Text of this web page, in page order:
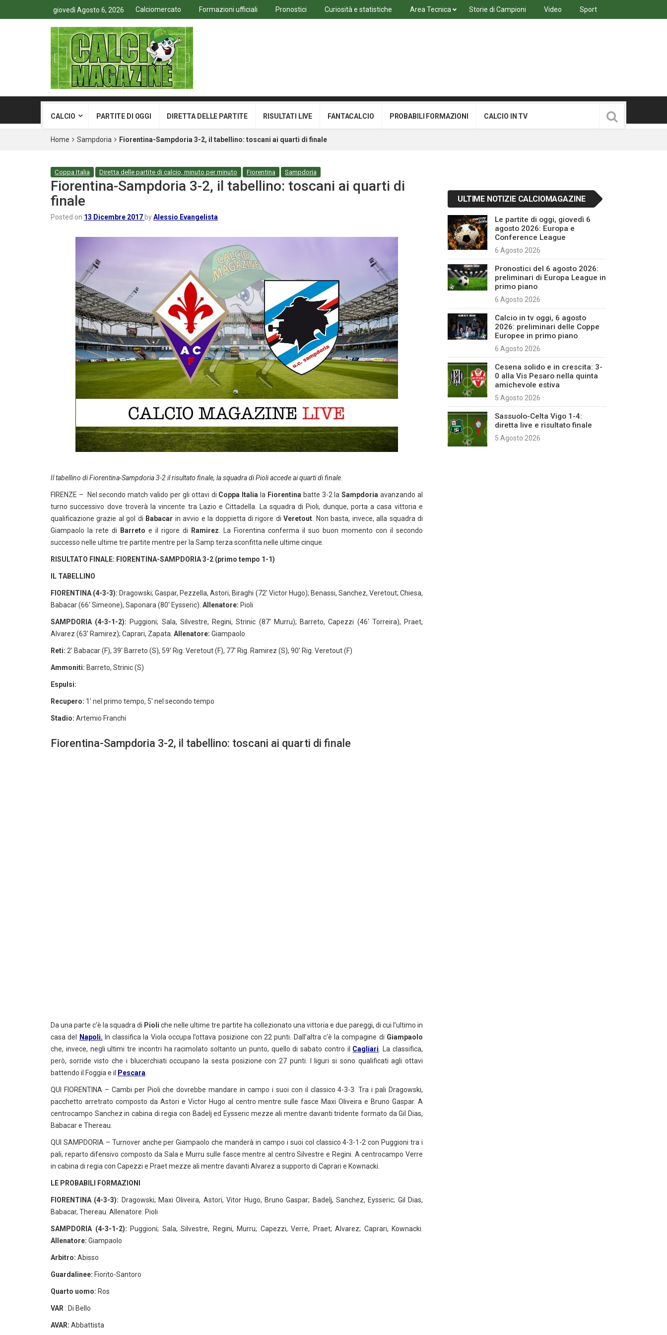
giovedì Agosto 6, 2026 Calciomercato Formazioni ufficiali Pronostici Curiosità e statistiche Area Tecnica Storie di Campioni Video Sport
CALCIO PARTITE DI OGGI DIRETTA DELLE PARTITE RISULTATI LIVE FANTACALCIO PROBABILI FORMAZIONI CALCIO IN TV
Home Sampdoria Fiorentina-Sampdoria 3-2, il tabellino: toscani ai quarti di finale
Coppa Italia Diretta delle partite di calcio, minuto per minuto Fiorentina Sampdoria
Fiorentina-Sampdoria 3-2, il tabellino: toscani ai quarti di
finale
Posted on 13 Dicembre 2017 byAlessio Evangelista
Il tabellino di Fiorentina-Sampdoria 3-2 il risultato finale, la squadra di Pioli accede ai quarti di finale.
FIRENZE – Nel secondo match valido per gli ottavi di Coppa Italia la Fiorentina batte 3-2 laSampdoria avanzando al
turno successivo dove troverà la vincente tra Lazio e Cittadella. La squadra di Pioli, dunque, porta a casa vittoria e
qualificazione grazie al gol di Babacar in avvio e la doppietta di rigore diVeretout . Non basta, invece, alla squadra di
Giampaolo la rete di
Barreto e il rigore di Ramirez . La Fiorentina conferma il suo buon momento con il secondo
successo nelle ultime tre partite mentre per la Samp terza sconfitta nelle ultime cinque.
RISULTATO FINALE: FIORENTINA-SAMPDORIA 3-2 (primo tempo 1-1)
IL TABELLINO
FIORENTINA (4-3-3): Dragowski; Gaspar, Pezzella, Astori, Biraghi (72′ Victor Hugo); Benassi, Sanchez, Veretout; Chiesa,
Babacar (66′ Simeone), Saponara (80′ Eysseric). Allenatore: Pioli
SAMPDORIA (4-3-1-2): Puggioni; Sala, Silvestre, Regini, Strinic (87′ Murru); Barreto, Capezzi (46′ Torreira), Praet,
Alvarez (63′ Ramirez); Caprari, Zapata. Allenatore: Giampaolo
Reti: 2′ Babacar (F), 39′ Barreto (S), 59′ Rig. Veretout (F), 77′ Rig. Ramirez (S), 90′ Rig. Veretout (F)
Ammoniti: Barreto, Strinic (S)
Espulsi:
Recupero: 1′ nel primo tempo, 5′ nel secondo tempo
Stadio: Artemio Franchi
Fiorentina-Sampdoria 3-2, il tabellino: toscani ai quarti di finale
Da una parte c’è la squadra di Pioli che nelle ultime tre partite ha collezionato una vittoria e due pareggi, di cui l’ultimo in
casa del
Napoli. In classifica la Viola occupa l’ottava posizione con 22 punti. Dall’altra c’è la compagine di Giampaolo
che, invece, negli ultimi tre incontri ha racimolato soltanto un punto, quello di sabato contro il Cagliari . La classifica,
però, sorride visto che i blucerchiati occupano la sesta posizione con 27 punti. I liguri si sono qualificati agli ottavi
battendo il Foggia e il
Pescara
QUI FIORENTINA – Cambi per Pioli che dovrebbe mandare in campo i suoi con il classico 4-3-3. Tra i pali Dragowski,
pacchetto arretrato composto da Astori e Victor Hugo al centro mentre sulle fasce Maxi Oliveira e Bruno Gaspar. A
centrocampo Sanchez in cabina di regia con Badelj ed Eysseric mezze ali mentre davanti tridente formato da Gil Dias,
Babacar e Thereau.
QUI SAMPDORIA – Turnover anche per Giampaolo che manderà in campo i suoi col classico 4-3-1-2 con Puggioni tra i
pali, reparto difensivo composto da Sala e Murru sulle fasce mentre al centro Silvestre e Regini. A centrocampo Verre
in cabina di regia con Capezzi e Praet mezze ali mentre davanti Alvarez a supporto di Caprari e Kownacki.
LE PROBABILI FORMAZIONI
FIORENTINA (4-3-3): Dragowski; Maxi Oliveira, Astori, Vitor Hugo, Bruno Gaspar; Badelj, Sanchez, Eysseric; Gil Dias,
Babacar, Thereau. Allenatore: Pioli
SAMPDORIA (4-3-1-2): Puggioni; Sala, Silvestre, Regini, Murru; Capezzi, Verre, Praet; Alvarez; Caprari, Kownacki.
Allenatore: Giampaolo
Arbitro: Abisso
Guardalinee: Fiorito-Santoro
Quarto uomo: Ros
VAR : Di Bello
AVAR: Abbattista
ULTIME NOTIZIE CALCIOMAGAZINE
Le partite di oggi, giovedì 6
agosto 2026: Europa e
Conference League
6 Agosto 2026
Pronostici del 6 agosto 2026:
preliminari di Europa League in
primo piano
6 Agosto 2026
Calcio in tv oggi, 6 agosto
2026: preliminari delle Coppe
Europee in primo piano
6 Agosto 2026
Cesena solido e in crescita: 3-
0 alla Vis Pesaro nella quinta
amichevole estiva
5 Agosto 2026
Sassuolo-Celta Vigo 1-4:
diretta live e risultato finale
5 Agosto 2026